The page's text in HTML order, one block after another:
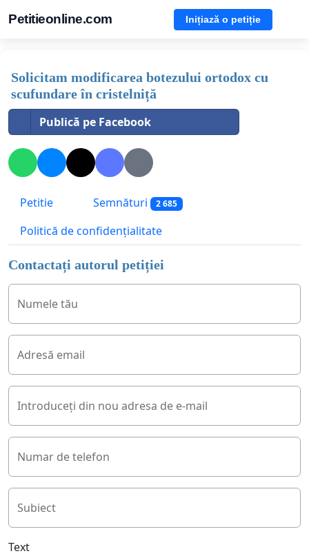
Petitieonline.com Inițiază o petiție
Solicitam modificarea botezului ortodox cu
scufundare în cristelniță
Publică pe Facebook
Petitie Semnături 2 685
Politică de confidențialitate
Contactați autorul petiției
Numele tău
Adresă email
Introduceți din nou adresa de e-mail
Numar de telefon
Subiect
Text